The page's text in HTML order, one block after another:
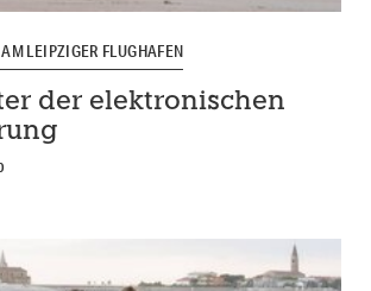
LEIPZIGER FLUGHAFEN
der elektronischen